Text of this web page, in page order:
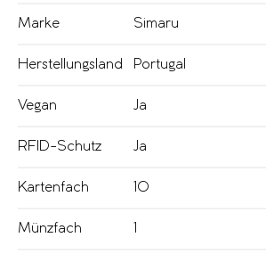
Marke Simaru
Herstellungsland Portugal
Vegan Ja
RFID-Schutz Ja
Kartenfach 10
Münzfach